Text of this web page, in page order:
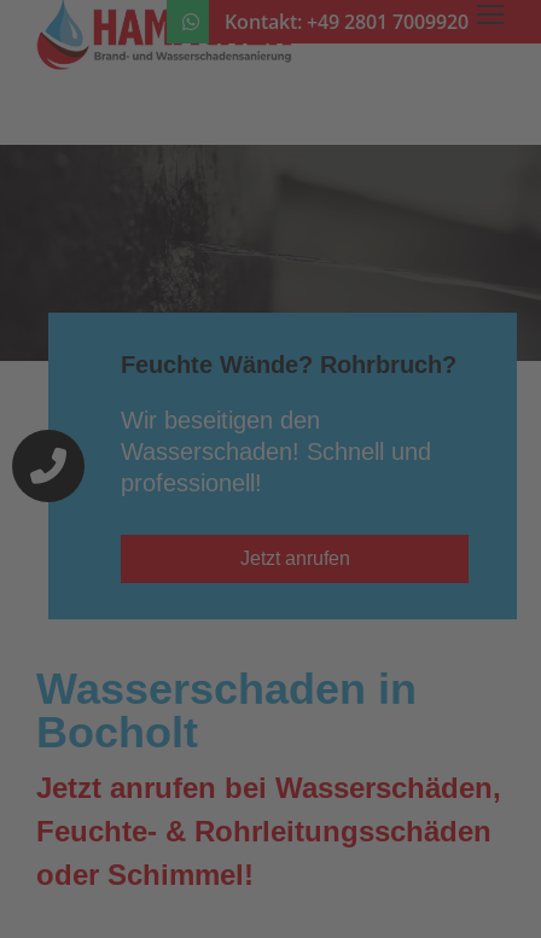
Kontakt: +49 2801 7009920
Feuchte Wände? Rohrbruch?
Wir beseitigen den
Wasserschaden! Schnell und
professionell!
Jetzt anrufen
Wasserschaden in
Bocholt
Jetzt anrufen bei Wasserschäden,
Feuchte- & Rohrleitungsschäden
oder Schimmel!